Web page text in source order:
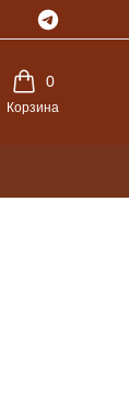
Telegram
0
Корзина